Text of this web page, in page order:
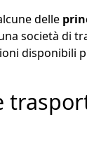
delle
società di
disponibili